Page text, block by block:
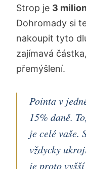
Strop je 3
Dohromady si
nakoupit tyto
zajímavá
přemýšlení.
Pointa v
15% daně.
je celé vaše.
vždycky
je proto